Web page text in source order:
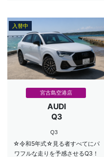
入替中
宮古島空港店
AUDI
Q3
Q3
☆令和5年式☆見る者すべてにパ
ワフルな走りを予感させるQ3！